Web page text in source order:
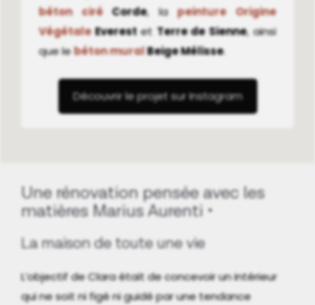
béton ciréCorde, lapeinture Origine
VégétaleEverestet Terre de Sienne, ainsi
que lebéton muralBeige Mélisse.
Découvrir le projet sur Instagram
Une rénovation pensée avec les
matières Marius Aurenti
La maison de toute une vie
L’objectif de Clara était de concevoir un intérieur
qui ne soit ni figé ni guidé par une tendance